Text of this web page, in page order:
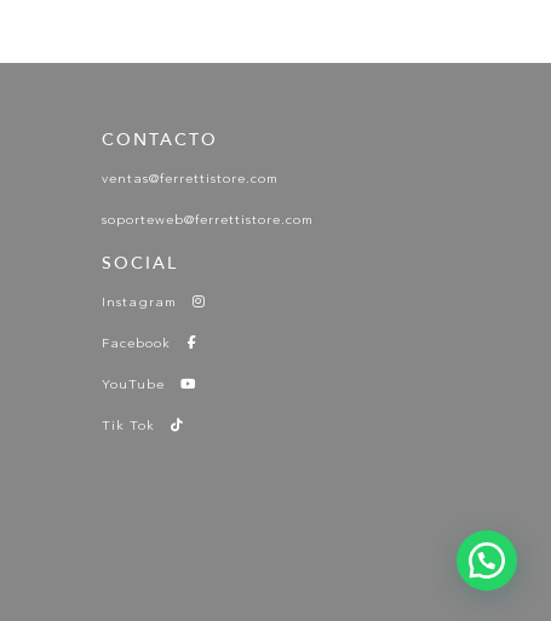
CONTACTO
ventas@ferrettistore.com
soporteweb@ferrettistore.com
SOCIAL
Instagram
Facebook
YouTube
Tik Tok